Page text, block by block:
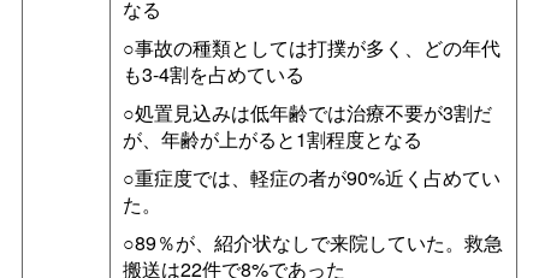
なる
○事故の種類としては打撲が多く、どの年代
も3-4割を占めている
○処置見込みは低年齢では治療不要が3割だ
が、年齢が上がると1割程度となる
○重症度では、軽症の者が90%近く占めてい
た。
○89％が、紹介状なしで来院していた。救急
搬送は22件で8%であった